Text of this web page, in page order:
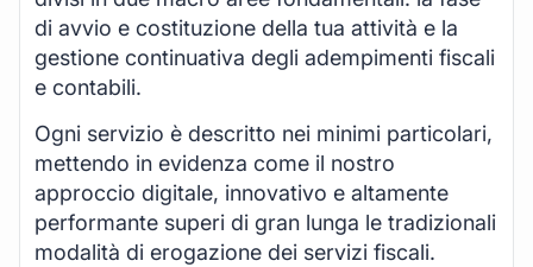
di avvio e costituzione della tua attività e la
gestione continuativa degli adempimenti fiscali
e contabili.
Ogni servizio è descritto nei minimi particolari,
mettendo in evidenza come il nostro
approccio digitale, innovativo e altamente
performante superi di gran lunga le tradizionali
modalità di erogazione dei servizi fiscali.